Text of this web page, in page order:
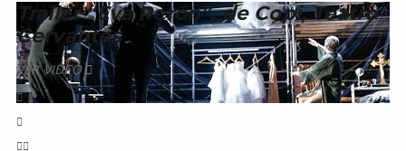
Trailer “Eva Perón”, de Copi, Teatro
Cervantes
VER VIDEO